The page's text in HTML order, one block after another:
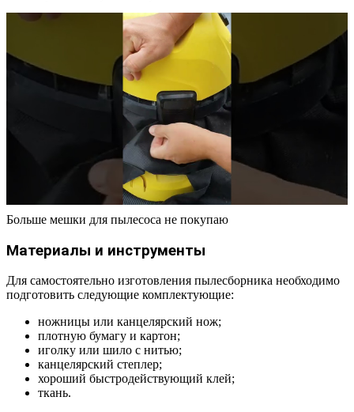
Больше мешки для пылесоса не покупаю
Материалы и инструменты
Для самостоятельно изготовления пылесборника необходимо
подготовить следующие комплектующие:
ножницы или канцелярский нож;
плотную бумагу и картон;
иголку или шило с нитью;
канцелярский степлер;
хороший быстродействующий клей;
ткань.